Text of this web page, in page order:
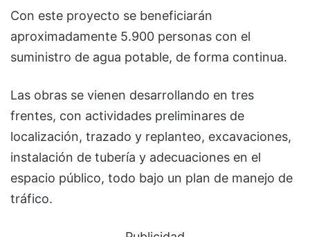
Con este proyecto se beneficiarán
aproximadamente 5.900 personas con el
suministro de agua potable, de forma continua.
Las obras se vienen desarrollando en tres
frentes, con actividades preliminares de
localización, trazado y replanteo, excavaciones,
instalación de tubería y adecuaciones en el
espacio público, todo bajo un plan de manejo de
tráfico.